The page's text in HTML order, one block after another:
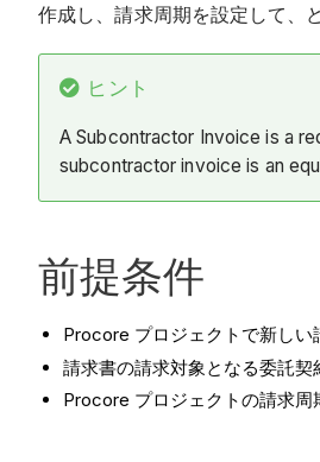
作成し、請求周期を設定して、
ヒント
A Subcontractor Invoice is a
subcontractor invoice is an
前提条件
Procore プロジェクトで新し
請求書の請求対象となる委託
Procore プロジェクトの請求周